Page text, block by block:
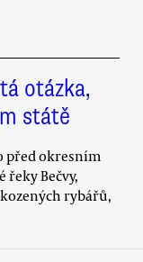
otázka,
státě
před okresním
řeky Bečvy,
rybářů,